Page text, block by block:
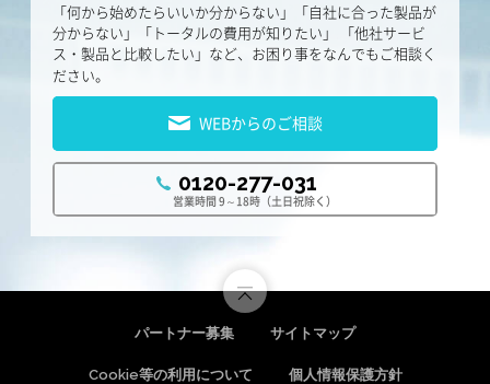
「何から始めたらいいか分からない」「自社に合った製品が
分からない」「トータルの費用が知りたい」
「他社サービ
ス・製品と比較したい」など、お困り事をなんでもご相談く
ださい。
0120-277-031
営業時間 9～18時（土日祝除く）
WEBからのご相談
パートナー募集 サイトマップ
Cookie等の利用について 個人情報保護方針